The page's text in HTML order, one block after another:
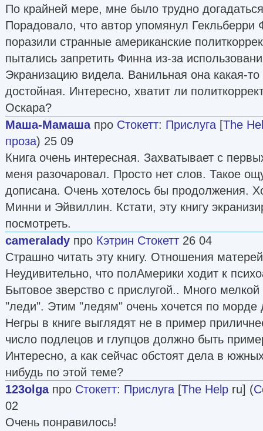
По крайней мере, мне было трудно
Порадовало, что автор упомянул Гекльберри
поразили странные американские
пытались запретить Финна из-за
Экранизацию видела. Ванильная она какая-
достойная. Интересно, хватит ли
Оскара?
Маша-Мамашапро Стокетт: Прислуга [The
проза) 25 09
Книга очень интересная. Захватывает с
меня разочаровал. Просто нет слов. Такое
дописана. Очень хотелось бы продолжения.
Минни и Эйвиллин. Кстати, эту книгу
посмотреть.
cameralady про Кэтрин Стокетт 26 04
Страшно читать эту книгу. Отношения
Неудивительно, что полАмерики ходит к
Бытовое зверство с прислугой.. Много
"леди". Этим "ледям" очень хочется по морде
Негры в книге выглядят не в пример
число подлецов и глупцов должно быть
Интересно, а как сейчас обстоят дела в
нибудь по этой теме?
123olgaпро Стокетт: Прислуга [The Help ru] (
02
Очень понравилось!